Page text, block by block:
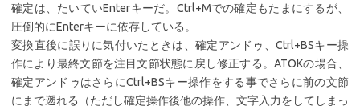
確定は、たいていEnterキーだ。Ctrl+Mでの確定もたまにするが、
圧倒的にEnterキーに依存している。
変換直後に誤りに気付いたときは、確定アンドゥ、Ctrl+BSキー操
作により最終文節を注目文節状態に戻し修正する。ATOKの場合、
確定アンドゥはさらにCtrl+BSキー操作をする事でさらに前の文節
にまで遡れる（ただし確定操作後他の操作、文字入力をしてしまっ